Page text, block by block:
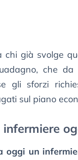
già svolge
che
gli sforzi
sul piano
oggi un